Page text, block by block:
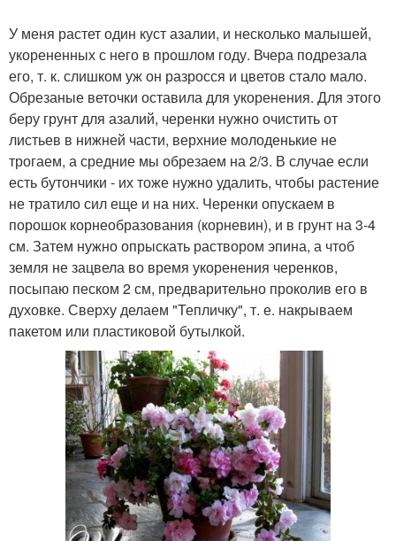
У меня растет один куст азалии, и несколько малышей,
укорененных с него в прошлом году. Вчера подрезала
его, т. к. слишком уж он разросся и цветов стало мало.
Обрезаные веточки оставила для укоренения. Для этого
беру грунт для азалий, черенки нужно очистить от
листьев в нижней части, верхние молоденькие не
трогаем, а средние мы обрезаем на 2/3. В случае если
есть бутончики - их тоже нужно удалить, чтобы растение
не тратило сил еще и на них. Черенки опускаем в
порошок корнеобразования (корневин), и в грунт на 3-4
см. Затем нужно опрыскать раствором эпина, а чтоб
земля не зацвела во время укоренения черенков,
посыпаю песком 2 см, предварительно проколив его в
духовке. Сверху делаем "Тепличку", т. е. накрываем
пакетом или пластиковой бутылкой.